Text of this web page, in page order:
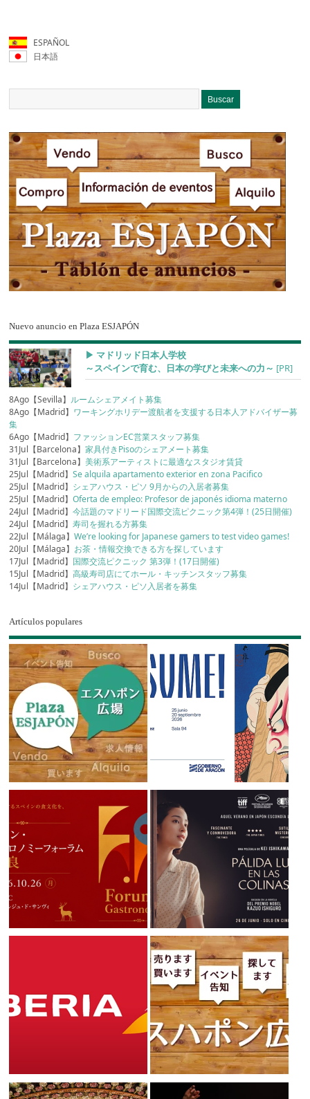
ESPAÑOL
日本語
Nuevo anuncio en Plaza ESJAPÓN
▶︎ マドリッド日本人学校
～スペインで育む、日本の学びと未来への力～ [PR]
8Ago【Sevilla】 ルームシェアメイト募集
8Ago【Madrid】 ワーキングホリデー渡航者を支援する日本人アドバイザー募
集
6Ago【Madrid】 ファッションEC営業スタッフ募集
31Jul【Barcelona】家具付きPisoのシェアメート募集
31Jul【Barcelona】美術系アーティストに最適なスタジオ賃貸
25Jul【Madrid】Se alquila apartamento exterior en zona Pacifico
25Jul【Madrid】 シェアハウス・ピソ 9月からの入居者募集
25Jul【Madrid】Oferta de empleo: Profesor de japonés idioma materno
24Jul【Madrid】今話題のマドリード国際交流ピクニック第4弾！(25日開催)
24Jul【Madrid】寿司を握れる方募集
22Jul【Málaga】We’re looking for Japanese gamers to test video games!
20Jul【Málaga】 お茶・情報交換できる方を探しています
17Jul【Madrid】 国際交流ピクニック 第3弾！(17日開催)
15Jul【Madrid】高級寿司店にてホール・キッチンスタッフ募集
14Jul【Madrid】 シェアハウス・ピソ入居者を募集
Artículos populares